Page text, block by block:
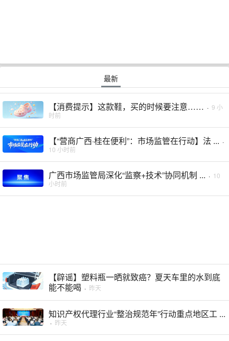
最新
【消费提示】这款鞋，买的时候要注意…… · 9 小
时前
【“营商广西·桂在便利”：市场监管在行动】法 ... ·
10 小时前
广西市场监管局深化“监察+技术”协同机制 ... · 10
小时前
【辟谣】塑料瓶一晒就致癌？夏天车里的水到底
能不能喝 · 昨天
知识产权代理行业“整治规范年”行动重点地区工 ...
· 昨天